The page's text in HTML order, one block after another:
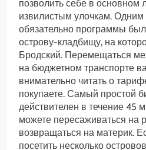
позволить себе в основном
извилистым улочкам. Одним
обязательно программы
острову-кладбищу, на
Бродский. Перемещаться
на бюджетном транспорте
внимательно читать о
покупаете. Самый простой
действителен в течение 45
можете пересаживаться на
возвращаться на материк.
посетить несколько